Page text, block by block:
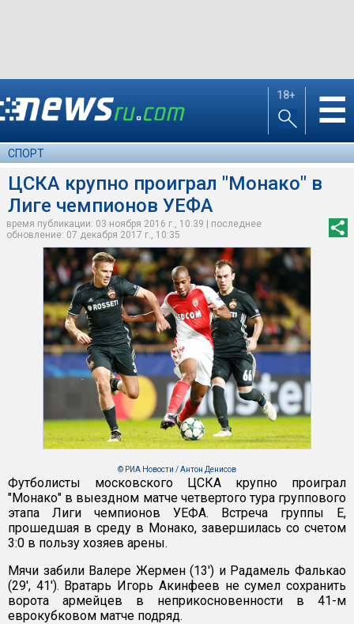
18+ ☰
СПОРТ
ЦСКА крупно проиграл "Монако" в
Лиге чемпионов УЕФА
время публикации: 03 ноября 2016 г., 10:39 | последнее
обновление: 07 декабря 2017 г., 10:35
© РИА Новости / Антон Денисов
Футболисты московского ЦСКА крупно проиграл
"Монако" в выездном матче четвертого тура группового
этапа Лиги чемпионов УЕФА. Встреча группы Е,
прошедшая в среду в Монако, завершилась со счетом
3:0 в пользу хозяев арены.
Мячи забили Валере Жермен (13') и Радамель Фалькао
(29', 41'). Вратарь Игорь Акинфеев не сумел сохранить
ворота армейцев в неприкосновенности в 41-м
еврокубковом матче подряд.